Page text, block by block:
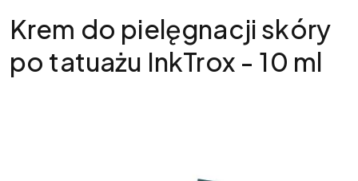
Krem do pielęgnacji skóry
po tatuażu InkTrox - 10 ml